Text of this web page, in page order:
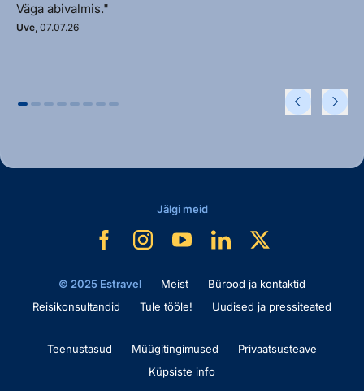
Väga abivalmis."
Uve, 07.07.26
© 2025 Estravel Meist
Bürood ja kontaktid
Reisikonsultandid
Tule tööle! Uudised ja pressiteated
Teenustasud Müügitingimused
Privaatsusteave
Küpsiste info
Jälgi meid